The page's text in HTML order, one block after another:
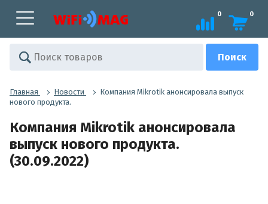
0 0
Главная Новости
Компания Mikrotik анонсировала выпуск
нового продукта.
Компания Mikrotik анонсировала
выпуск нового продукта.
(30.09.2022)